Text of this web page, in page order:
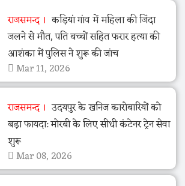
राजसमन्द
कड़ियां गांव में महिला की जिंदा
जलने से मौत, पति बच्चों सहित फरार हत्या की
आशंका में पुलिस ने शुरू की जांच
Mar 11, 2026
राजसमन्द
उदयपुर के खनिज कारोबारियों को
बड़ा फायदा: मोरबी के लिए सीधी कंटेनर ट्रेन सेवा
शुरू
Mar 08, 2026